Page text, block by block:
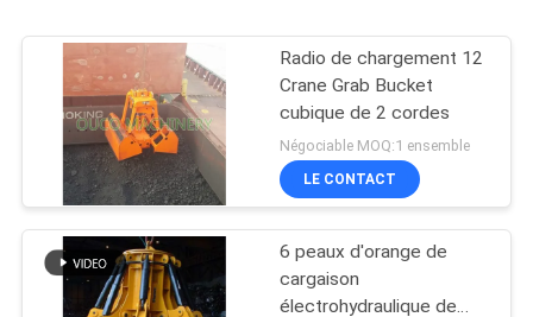
Radio de chargement 12
Crane Grab Bucket
cubique de 2 cordes
Négociable MOQ:1 ensemble
LE CONTACT
6 peaux d'orange de
cargaison
électrohydraulique de